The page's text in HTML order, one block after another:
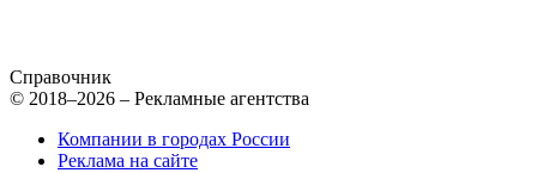
Справочник
© 2018–2026 – Рекламные агентства
Компании в городах России
Реклама на сайте